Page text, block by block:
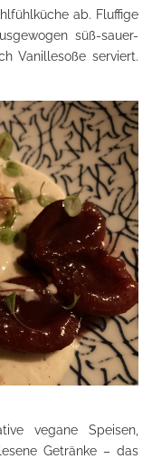
ab. Fluffige
süß-sauer-
Vanillesoße serviert.
vegane Speisen,
Getränke – das